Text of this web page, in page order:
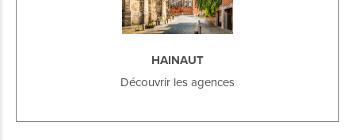
HAINAUT
Découvrir les agences